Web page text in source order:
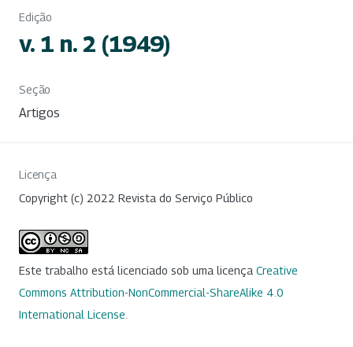
Edição
v. 1 n. 2 (1949)
Seção
Artigos
Licença
Copyright (c) 2022 Revista do Serviço Público
Este trabalho está licenciado sob uma licença Creative
Commons Attribution-NonCommercial-ShareAlike 4.0
International License